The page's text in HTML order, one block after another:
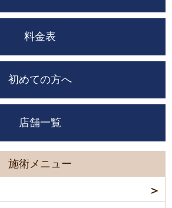
料金表
初めての方へ
店舗一覧
施術メニュー